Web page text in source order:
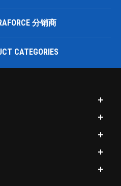
分销商
CATEGORIES